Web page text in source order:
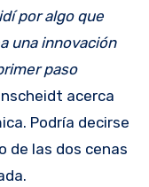
por algo que
una innovación
paso
acerca
Podría decirse
de las dos cenas